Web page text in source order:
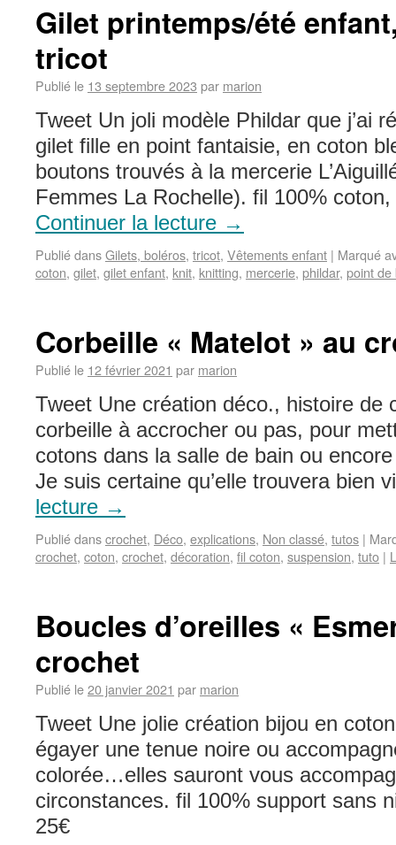
Gilet printemps/été
tricot
Publié le 13 septembre 2023 par marion
Tweet Un joli modèle Phildar que j’ai
gilet fille en point fantaisie, en coton
boutons trouvés à la mercerie
Femmes La Rochelle). fil 100%
Continuer la lecture →
Publié dansGilets, boléros, tricot, Vêtements enfant | Marqué
coton, gilet, gilet enfant, knit, knitting, mercerie, phildar, point de
Corbeille « Matelot » au
Publié le 12 février 2021 par marion
Tweet Une création déco., histoire de
corbeille à accrocher ou pas, pour
cotons dans la salle de bain ou
Je suis certaine qu’elle trouvera bien
lecture →
Publié danscrochet, Déco, explications, Non classé, tutos |
crochet, coton, crochet, décoration, fil coton, suspension, tuto |
Boucles d’oreilles «
crochet
Publié le20 janvier 2021 par marion
Tweet Une jolie création bijou en
égayer une tenue noire ou
colorée…elles sauront vous
circonstances. fil 100% support sans
25€